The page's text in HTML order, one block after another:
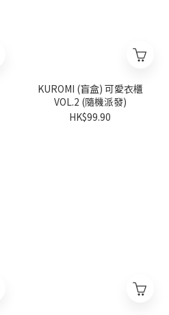
KUROMI (盲盒) 可愛衣櫃
VOL.2 (隨機派發)
HK$99.90